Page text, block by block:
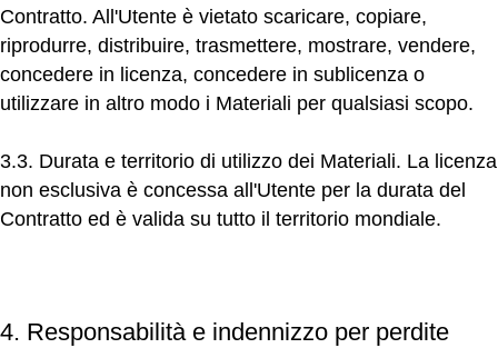
Contratto. All'Utente è vietato scaricare, copiare,
riprodurre, distribuire, trasmettere, mostrare, vendere,
concedere in licenza, concedere in sublicenza o
utilizzare in altro modo i Materiali per qualsiasi scopo.
3.3. Durata e territorio di utilizzo dei Materiali. La licenza
non esclusiva è concessa all'Utente per la durata del
Contratto ed è valida su tutto il territorio mondiale.
4. Responsabilità e indennizzo per perdite